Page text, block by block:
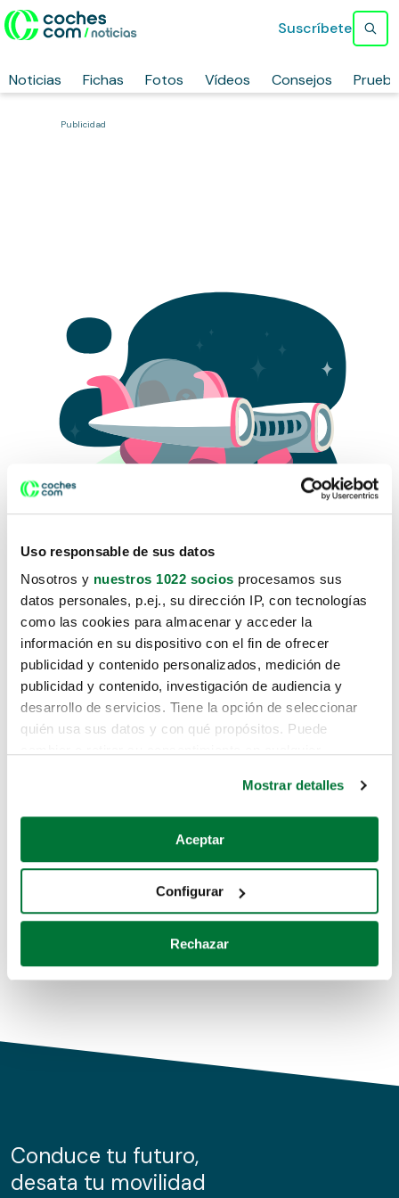
Uso responsable de sus datos
Nosotros y nuestros 1022 socios procesamos sus
datos personales, p.ej., su dirección IP, con tecnologías
como las cookies para almacenar y acceder la
información en su dispositivo con el fin de ofrecer
publicidad y contenido personalizados, medición de
publicidad y contenido, investigación de audiencia y
desarrollo de servicios. Tiene la opción de seleccionar
quién usa sus datos y con qué propósitos. Puede
Si lo permite, también quisiéramos:
Recopilar información sobre su ubicación geográfica
Identificar su dispositivo analizándolo activamente
para buscar características específicas (huellas
Obtenga más información sobre cómo se procesan sus
de cookies.
información sobre el uso que haga del sitio web con
nuestros partners de redes sociales, publicidad y análisis
Mostrar detalles
Aceptar
Configurar
Rechazar
Noticias Fichas Fotos Vídeos Consejos
Suscríbete
Publicidad
Lo sentimos, no sabemos como
te hemos traido hasta aquí.
Pero puedes encontrar el coche que estás
buscando en alguno de estos enlaces:
Coches de segunda mano
Coches de km0
Conduce tu futuro,
desata tu movilidad